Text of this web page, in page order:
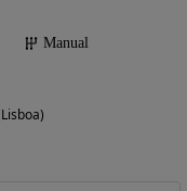
Manual